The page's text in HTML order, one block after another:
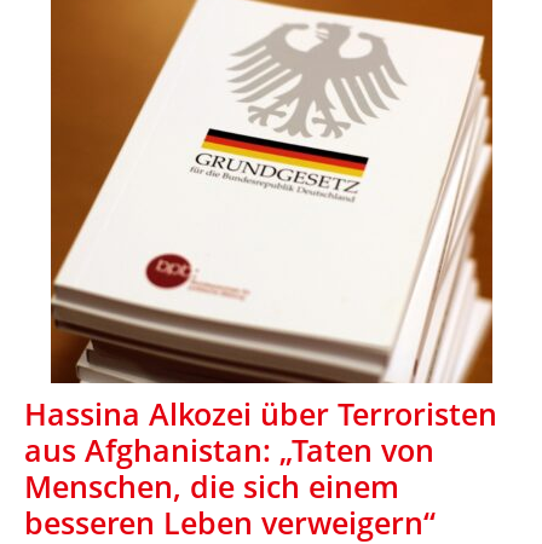
Hassina Alkozei über Terroristen
aus Afghanistan: „Taten von
Menschen, die sich einem
besseren Leben verweigern“